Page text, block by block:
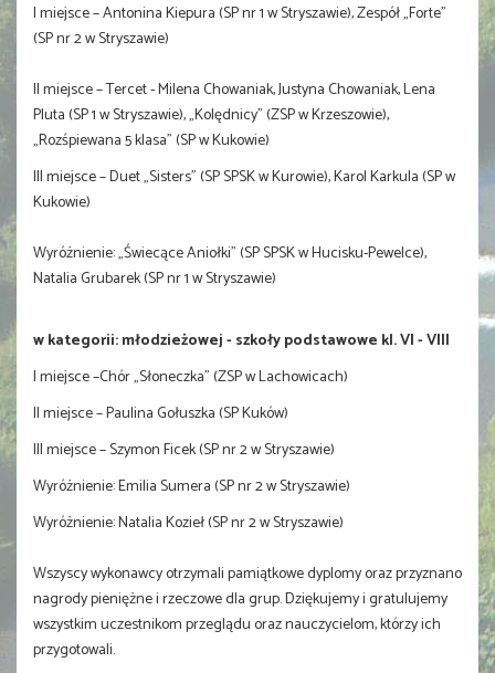
I miejsce – Antonina Kiepura (SP nr 1 w Stryszawie), Zespół „Forte”
(SP nr 2 w Stryszawie)
II miejsce – Tercet - Milena Chowaniak, Justyna Chowaniak, Lena
Pluta (SP 1 w Stryszawie), „Kolędnicy” (ZSP w Krzeszowie),
„Rozśpiewana 5 klasa” (SP w Kukowie)
III miejsce – Duet „Sisters” (SP SPSK w Kurowie), Karol Karkula (SP w
Kukowie)
Wyróżnienie: „Świecące Aniołki” (SP SPSK w Hucisku-Pewelce),
Natalia Grubarek (SP nr 1 w Stryszawie)
w kategorii: młodzieżowej - szkoły podstawowe kl. VI - VIII
I miejsce –Chór „Słoneczka” (ZSP w Lachowicach)
II miejsce – Paulina Gołuszka (SP Kuków)
III miejsce – Szymon Ficek (SP nr 2 w Stryszawie)
Wyróżnienie: Emilia Sumera (SP nr 2 w Stryszawie)
Wyróżnienie: Natalia Kozieł (SP nr 2 w Stryszawie)
Wszyscy wykonawcy otrzymali pamiątkowe dyplomy oraz przyznano
nagrody pieniężne i rzeczowe dla grup. Dziękujemy i gratulujemy
wszystkim uczestnikom przeglądu oraz nauczycielom, którzy ich
przygotowali.